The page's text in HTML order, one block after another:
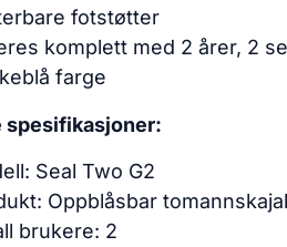
fotstøtter
komplett med 2 årer, 2
farge
spesifikasjoner:
Seal Two G2
Oppblåsbar
brukere: 2